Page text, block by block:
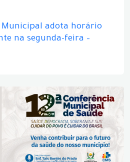
Municipal adota horário
na segunda-feira –